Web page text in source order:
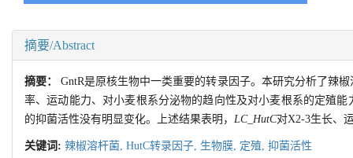
摘要/Abstract
摘要：GntR是原核生物中一类重要的转录因子。本研究分析了辣椒
率、运动能力、对小麦根系分泌物的趋向性及对小麦根系的定殖
的抑菌活性没有明显变化。上述结果表明， LC_HutC对X2-3生长、
关键词: 辣椒溶杆菌, HutC转录因子, 生物膜, 定殖, 抑菌活性